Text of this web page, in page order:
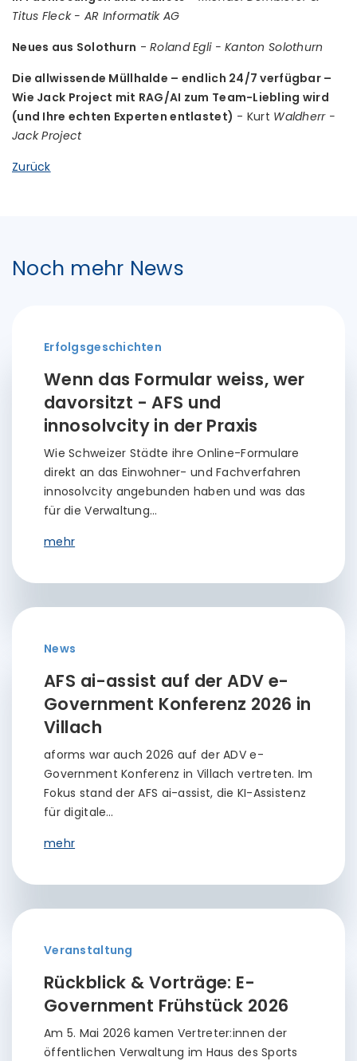
Titus Fleck - AR Informatik AG
Neues aus Solothurn -Roland Egli - Kanton Solothurn
Die allwissende Müllhalde – endlich 24/7 verfügbar –
Wie Jack Project mit RAG/AI zum Team-Liebling wird
(und Ihre echten Experten entlastet) - Kurt Waldherr -
Jack Project
Zurück
Noch mehr News
Erfolgsgeschichten
Wenn das Formular weiss, wer
davorsitzt - AFS und
innosolvcity in der Praxis
Wie Schweizer Städte ihre Online-Formulare
direkt an das Einwohner- und Fachverfahren
innosolvcity angebunden haben und was das
für die Verwaltung…
mehr
News
AFS ai-assist auf der ADV e-
Government Konferenz 2026 in
Villach
aforms war auch 2026 auf der ADV e-
Government Konferenz in Villach vertreten. Im
Fokus stand der AFS ai-assist, die KI-Assistenz
für digitale…
mehr
Veranstaltung
Rückblick & Vorträge: E-
Government Frühstück 2026
Am 5. Mai 2026 kamen Vertreter:innen der
öffentlichen Verwaltung im Haus des Sports